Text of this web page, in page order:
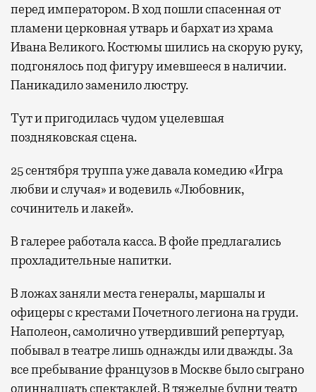
перед императором. В ход пошли спасенная от
пламени церковная утварь и бархат из храма
Ивана Великого. Костюмы шились на скорую руку,
подгонялось под фигуру имевшееся в наличии.
Паникадило заменило люстру.
Тут и пригодилась чудом уцелевшая
поздняковская сцена.
25 сентября труппа уже давала комедию «Игра
любви и случая» и водевиль «Любовник,
сочинитель и лакей».
В галерее работала касса. В фойе предлагались
прохладительные напитки.
В ложах заняли места генералы, маршалы и
офицеры с крестами Почетного легиона на груди.
Наполеон, самолично утвердивший репертуар,
побывал в театре лишь однажды или дважды. За
все пребывание французов в Москве было сыграно
одиннадцать спектаклей. В тяжелые будни театр